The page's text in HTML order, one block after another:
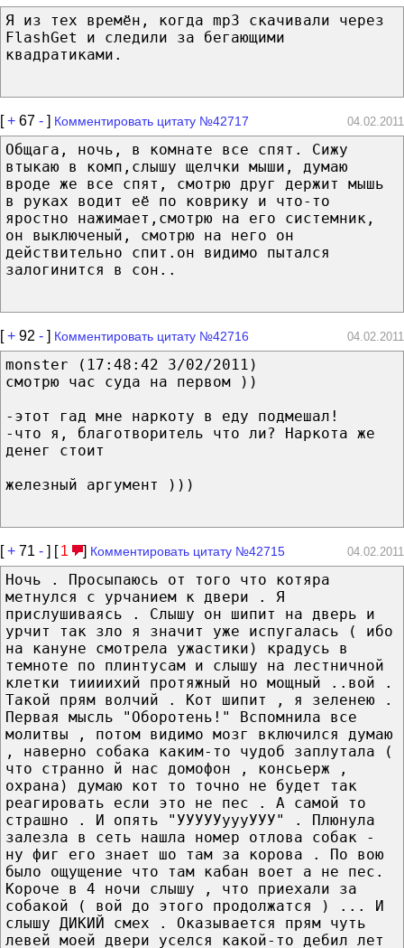
Я из тех времён, когда mp3 скачивали через
FlashGet и следили за бегающими
квадратиками.
[+ 67 - ] Комментировать цитату №42717 04.02.2011
Общага, ночь, в комнате все спят. Сижу
втыкаю в комп,слышу щелчки мыши, думаю
вроде же все спят, смотрю друг держит мышь
в руках водит её по коврику и что-то
яростно нажимает,смотрю на его системник,
он выключеный, смотрю на него он
действительно спит.он видимо пытался
залогинится в сон..
[+ 92 - ] Комментировать цитату №42716 04.02.2011
monster (17:48:42 3/02/2011)
смотрю час суда на первом ))
-этот гад мне наркоту в еду подмешал!
-что я, благотворитель что ли? Наркота же
денег стоит
железный аргумент )))
[+ 71 - ] [ 1 ] Комментировать цитату №42715 04.02.2011
Ночь . Просыпаюсь от того что котяра
метнулся с урчанием к двери . Я
прислушиваясь . Слышу он шипит на дверь и
урчит так зло я значит уже испугалась ( ибо
на кануне смотрела ужастики) крадусь в
темноте по плинтусам и слышу на лестничной
клетки тиииихий протяжный но мощный ..вой .
Такой прям волчий . Кот шипит , я зеленею .
Первая мысль "Оборотень!" Вспомнила все
молитвы , потом видимо мозг включился думаю
, наверно собака каким-то чудоб заплутала (
что странно й нас домофон , консьерж ,
охрана) думаю кот то точно не будет так
реагировать если это не пес . А самой то
страшно . И опять "УУУУУуууУУУ" . Плюнула
залезла в сеть нашла номер отлова собак -
ну фиг его знает шо там за корова . По вою
было ощущение что там кабан воет а не пес.
Короче в 4 ночи слышу , что приехали за
собакой ( вой до этого продолжатся ) ... И
слышу ДИКИЙ смех . Оказывается прям чуть
левей моей двери уселся какой-то дебил лет